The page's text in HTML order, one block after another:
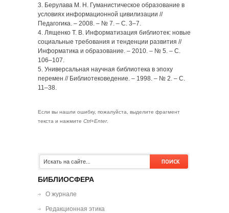
3. Берулава М. Н. Гуманистическое образование в
условиях информационной цивилизации //
Педагогика. – 2008. – № 7. – С. 3–7.
4. Лященко Т. В. Информатизация библиотек: новые
социальные требования и тенденции развития //
Информатика и образование. – 2010. – № 5. – С.
106–107.
5. Универсальная научная библиотека в эпоху
перемен // Библиотековедение. – 1998. – № 2. – С.
11–38.
Если вы нашли ошибку, пожалуйста, выделите фрагмент
текста и нажмите Ctrl+Enter.
БИБЛИОСФЕРА
О журнале
Редакционная этика